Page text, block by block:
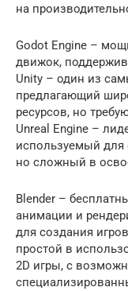
на
Godot Engine –
движок,
Unity – один из
предлагающий
ресурсов, но
Unreal Engine –
используемый для
но сложный в
Blender –
анимации и
для создания
простой в
2D игры, с